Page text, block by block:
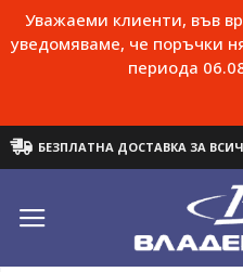
Уважаеми клиенти, във
уведомяваме, че поръчки
периода
БЕЗПЛАТНА ДОСТАВКА ЗА